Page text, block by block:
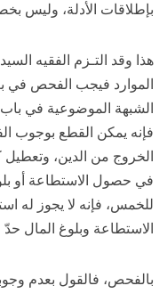
بإطلاقات الأدلة، وليس
هذا وقد التـزم الفقيه
الموارد فيجب الفحص في
الشبهة الموضوعية في
فإنه يمكن القطع بوجوب
الخروج من الدين،
في حصول الاستطاعة أو
للخمس، فإنه لا يجوز له
الاستطاعة وبلوغ المال حدّ
بالفحص، فالقول بعدم